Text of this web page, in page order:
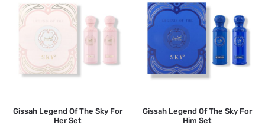
Gissah Legend Of The Sky For
Her Set
Gissah Legend Of The Sky For
Him Set